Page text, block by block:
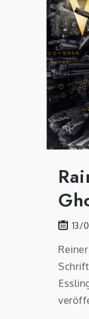
13/